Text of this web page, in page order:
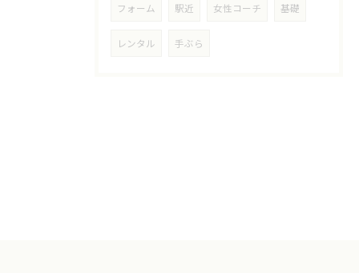
フォーム 駅近 女性コーチ 基礎
レンタル 手ぶら